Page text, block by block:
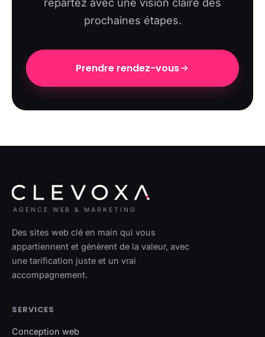
repartez avec une vision claire des
prochaines étapes.
Prendre rendez-vous
AGENCE WEB & MARKETING
Des sites web clé en main qui vous
appartiennent et génèrent de la valeur, avec
une tarification juste et un vrai
accompagnement.
SERVICES
Conception web